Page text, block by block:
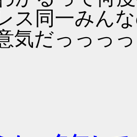
ス同一みん
気だっっっ